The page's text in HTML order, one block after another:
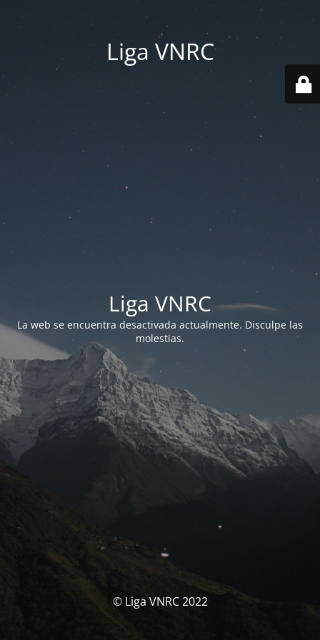
Liga VNRC
Liga VNRC
La web se encuentra desactivada actualmente. Disculpe las
molestias.
© Liga VNRC 2022